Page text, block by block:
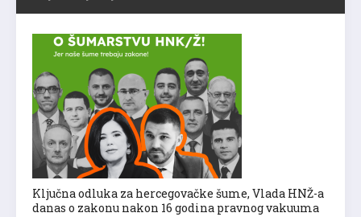
Ključna odluka za hercegovačke šume, Vlada HNŽ-a
danas o zakonu nakon 16 godina pravnog vakuuma